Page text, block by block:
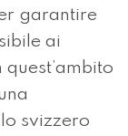
garantire
ai
svizzero